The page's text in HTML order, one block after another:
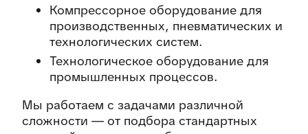
Компрессорное оборудование для
производственных, пневматических и
технологических систем.
Технологическое оборудование для
промышленных процессов.
Мы работаем с задачами различной
сложности — от подбора стандартных